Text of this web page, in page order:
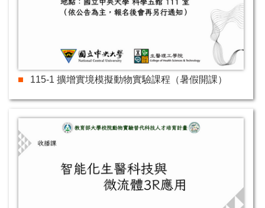
115-1 擴增實境模擬動物實驗課程（暑假開課）